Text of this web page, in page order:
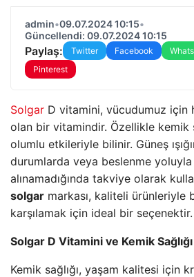
admin•09.07.2024 10:15•
Güncellendi: 09.07.2024 10:15
Paylaş: Twitter Facebook
Pinterest
Solgar D vitamini, vücudumuz için
olan bir vitamindir. Özellikle kemik
olumlu etkileriyle bilinir. Güneş
durumlarda veya beslenme
alınamadığında takviye olarak
solgar markası, kaliteli ürünleriyle
karşılamak için ideal bir seçenektir.
Solgar D Vitamini ve Kemik Sağlığı
Kemik sağlığı, yaşam kalitesi için